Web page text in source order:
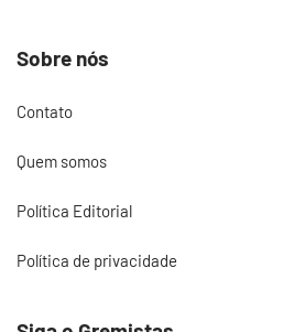
Sobre nós
Contato
Quem somos
Política Editorial
Política de privacidade